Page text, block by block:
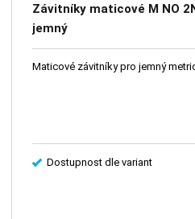
Závitníky maticové M NO
jemný
Maticové závitníky pro jemný
Dostupnost dle variant